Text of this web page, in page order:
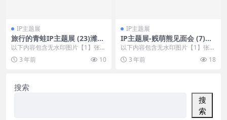
IP主题展
旅行的青蛙IP主题展 (23)潍坊
市美陈工厂
以下内容包含无水印图片【1】张
，开通会员无障碍浏览 开通VIP会
员 3 年前 10
IP主题展
IP主题展-贱萌熊见面会 (7)广
州市美陈联盟
以下内容包含无水印图片【1】张
，开通会员无障碍浏览 开通VIP会
员 3 年前 18
搜索
搜
索